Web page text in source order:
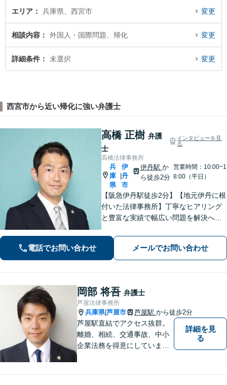
エリア 兵庫県、西宮市 変更
相談内容 外国人・国際問題、帰化 変更
詳細条件 未選択 変更
西宮市から近い帰化に強い弁護士
高橋 正樹 弁護
士
インタビューを見
る
高橋法律事務所
兵
庫
県
伊
丹
市
伊丹駅 か
ら徒歩2分
営業時間：10:00~1
8:00（平日）
【阪急伊丹駅徒歩2分】【地元伊丹に根
付いた法律事務所】丁寧なヒアリング
と豊富な実績で幅広い問題を解決へ導
請求／面会交流など【相続・遺言】相
続放棄／遺産分割調停など【電話・メ
ール相談初回無料】【休日夜間対応
可】
電話でお問い合わせ メールでお問い合わせ
岡部 将吾 弁護士
芦屋法律事務所
兵庫県|芦屋市 芦屋駅 から徒歩2分
芦屋駅直結でアクセス抜群。
離婚、相続、交通事故、中小
企業法務を得意にしていま
詳細を見
る